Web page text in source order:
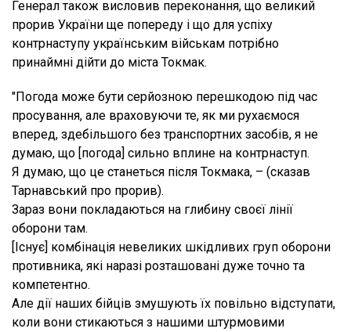
Генерал також висловив переконання, що великий
прорив України ще попереду і що для успіху
контрнаступу українським військам потрібно
принаймні дійти до міста Токмак.
"Погода може бути серйозною перешкодою під час
просування, але враховуючи те, як ми рухаємося
вперед, здебільшого без транспортних засобів, я не
думаю, що [погода] сильно вплине на контрнаступ.
Я думаю, що це станеться після Токмака, – (сказав
Тарнавський про прорив).
Зараз вони покладаються на глибину своєї лінії
оборони там.
[Існує] комбінація невеликих шкідливих груп оборони
противника, які наразі розташовані дуже точно та
компетентно.
Але дії наших бійців змушують їх повільно відступати,
коли вони стикаються з нашими штурмовими